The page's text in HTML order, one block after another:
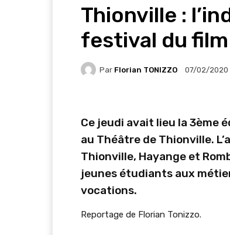
Thionville :
festival du film
Par Florian TONIZZO 07/02/2020
Ce jeudi avait lieu la 3ème
au Théâtre de Thionville.
Thionville, Hayange et
jeunes étudiants aux
vocations.
Reportage de Florian Tonizzo.